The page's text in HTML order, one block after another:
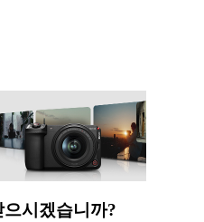
시겠습니까?